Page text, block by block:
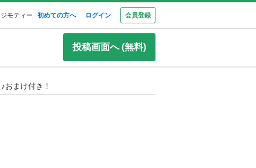
モティー 初めての方へ ログイン 会員登録
投稿画面へ (無料)
おまけ付き！